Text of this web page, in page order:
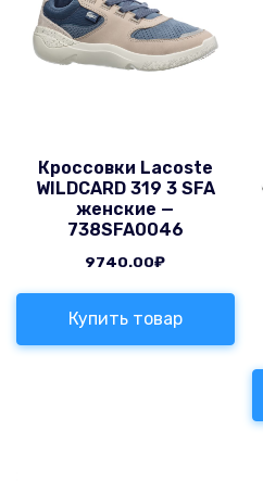
Кроссовки Lacoste
WILDCARD 319 3 SFA
женские —
738SFA0046
9740.00₽
Купить товар